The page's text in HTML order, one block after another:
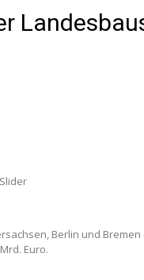
Slider
Berlin und
Euro.